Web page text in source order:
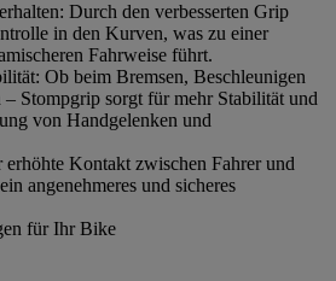
Durch den verbesserten Grip
in den Kurven, was zu einer
Fahrweise führt.
Ob beim Bremsen, Beschleunigen
Stompgrip sorgt für mehr Stabilität und
von Handgelenken und
Kontakt zwischen Fahrer und
angenehmeres und sicheres
für Ihr Bike